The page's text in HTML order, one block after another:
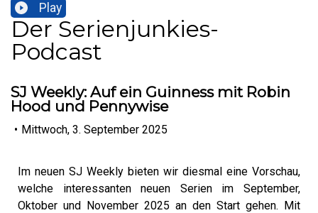
Play
Der Serienjunkies-
Podcast
SJ Weekly: Auf ein Guinness mit Robin
Hood und Pennywise
• Mittwoch, 3. September 2025
Im neuen SJ Weekly bieten wir diesmal eine Vorschau,
welche interessanten neuen Serien im September,
Oktober und November 2025 an den Start gehen. Mit